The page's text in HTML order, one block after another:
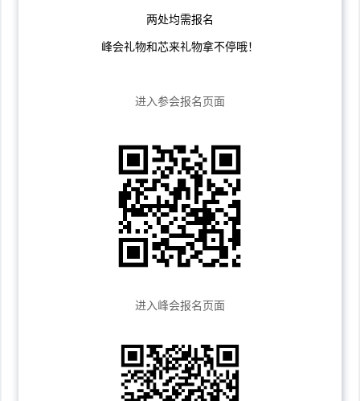
两处均需报名
峰会礼物和芯来礼物拿不停哦！
进入参会报名页面
进入峰会报名页面